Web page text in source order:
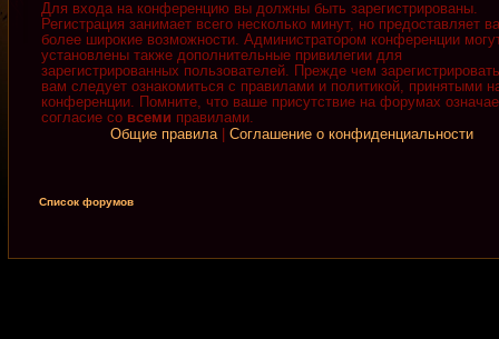
Для входа на конференцию вы должны быть зарегистрированы.
Регистрация занимает всего несколько минут, но предоставляет
более широкие возможности. Администратором конференции
установлены также дополнительные привилегии для
зарегистрированных пользователей. Прежде чем
вам следует ознакомиться с правилами и политикой, принятыми
конференции. Помните, что ваше присутствие на форумах
согласие со всеми правилами.
Общие правила| Соглашение о конфиденциальности
Список форумов